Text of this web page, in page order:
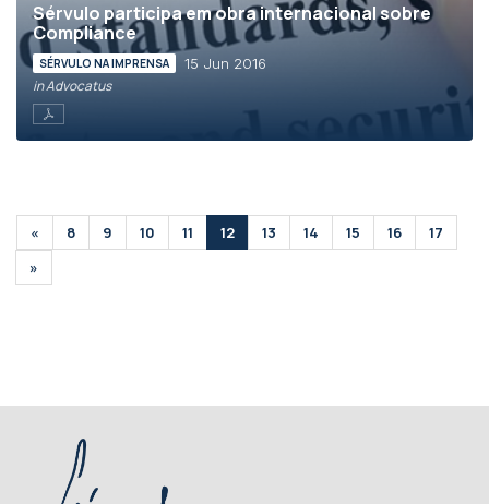
Sérvulo participa em obra internacional sobre
Compliance
SÉRVULO NA IMPRENSA 15 Jun 2016
in Advocatus
« 8 9 10 11 12 13 14 15 16
17
»